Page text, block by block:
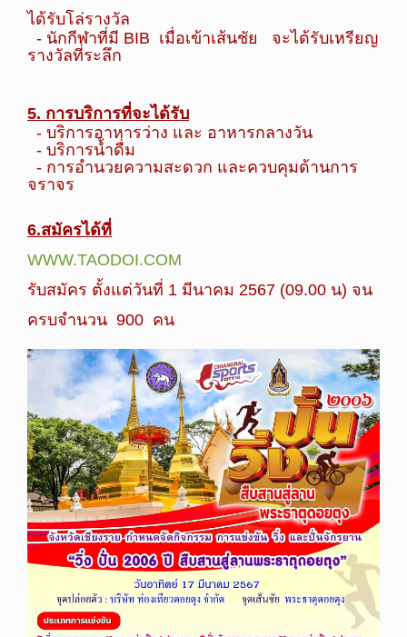
ได้รับโล่รางวัล
- นักกีฬาที่มี BIB เมื่อเข้าเส้นชัย จะได้รับเหรียญ
รางวัลที่ระลึก
5. การบริการที่จะได้รับ
- บริการอาหารว่าง และ อาหารกลางวัน
- บริการน้ำดื่ม
- การอำนวยความสะดวก และควบคุมด้านการ
จราจร
6.สมัครได้ที่
WWW.TAODOI.COM
รับสมัคร ตั้งแต่วันที่ 1 มีนาคม 2567 (09.00 น) จน
ครบจำนวน 900 คน